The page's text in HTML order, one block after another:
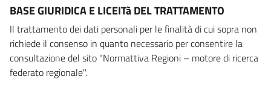
BASE GIURIDICA E LICEITà DEL TRATTAMENTO
Il trattamento dei dati personali per le finalità di cui sopra non
richiede il consenso in quanto necessario per consentire la
consultazione del sito "Normattiva Regioni – motore di ricerca
federato regionale".